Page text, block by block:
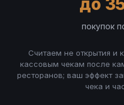
до
покупок
Считаем не открытия и
кассовым чекам после
ресторанов; ваш эффект
чека и